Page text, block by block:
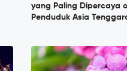
yang Paling Dipercaya
Penduduk Asia